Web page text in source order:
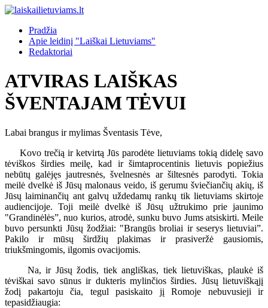
Pradžia
Apie leidinį "Laiškai Lietuviams"
Redaktoriai
ATVIRAS LAIŠKAS
ŠVENTAJAM TĖVUI
Labai brangus ir mylimas Šventasis Tėve,
Kovo trečią ir ketvirtą Jūs parodėte lietuviams tokią didelę savo
tėviškos širdies meilę, kad ir šimtaprocentinis lietuvis popiežius
nebūtų galėjęs jautresnės, švelnesnės ar šiltesnės parodyti. Tokia
meilė dvelkė iš Jūsų malonaus veido, iš gerumu šviečiančių akių, iš
Jūsų laiminančių ant galvų uždedamų rankų tik lietuviams skirtoje
audiencijoje. Toji meilė dvelkė iš Jūsų užtrukimo prie jaunimo
"Grandinėlės”, nuo kurios, atrodė, sunku buvo Jums atsiskirti. Meile
buvo persunkti Jūsų žodžiai: "Brangūs broliai ir seserys lietuviai”.
Pakilo ir mūsų širdžių plakimas ir prasiveržė gausiomis,
triukšmingomis, ilgomis ovacijomis.
Na, ir Jūsų žodis, tiek angliškas, tiek lietuviškas, plaukė iš
tėviškai savo sūnus ir dukteris mylinčios širdies. Jūsų lietuviškąjį
žodį pakartoju čia, tegul pasiskaito jį Romoje nebuvusieji ir
tepasidžiaugia: